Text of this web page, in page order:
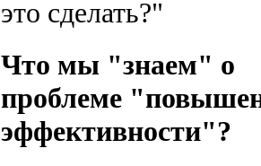
это сделать?"
Что мы "знаем" о
проблеме
эффективности"?